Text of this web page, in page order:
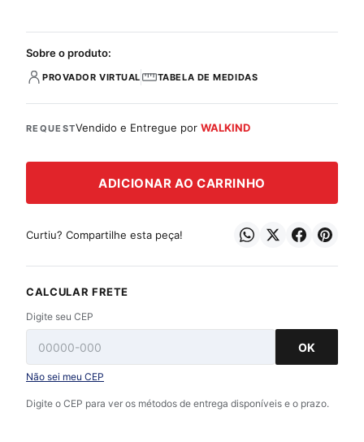
Sobre o produto:
PROVADOR VIRTUAL TABELA DE MEDIDAS
REQUESTVendido e Entregue porWALKIND
ADICIONAR AO CARRINHO
Curtiu? Compartilhe esta peça!
CALCULAR FRETE
Digite seu CEP
OK
Não sei meu CEP
Digite o CEP para ver os métodos de entrega disponíveis e o prazo.